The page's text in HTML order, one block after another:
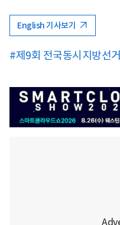
English 기사보기
#제9회 전국동시지방선거